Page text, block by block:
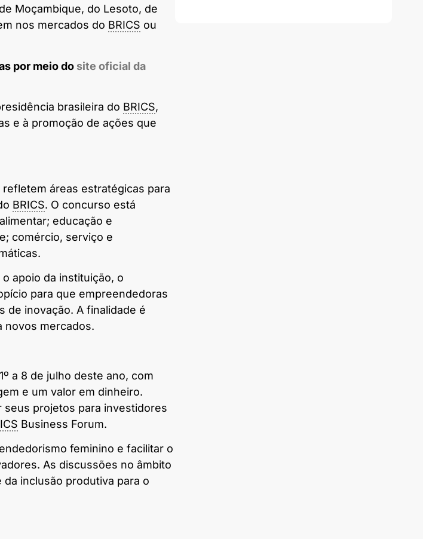
Moçambique, do Lesoto, de
nos mercados do BRICS ou
por meio do site oficial da
brasileira do BRICS,
e à promoção de ações que
áreas estratégicas para
BRICS. O concurso está
educação e
comércio, serviço e
apoio da instituição, o
para que empreendedoras
de inovação. A finalidade é
novos mercados.
a 8 de julho deste ano, com
e um valor em dinheiro.
seus projetos para investidores
Business Forum.
feminino e facilitar o
As discussões no âmbito
inclusão produtiva para o